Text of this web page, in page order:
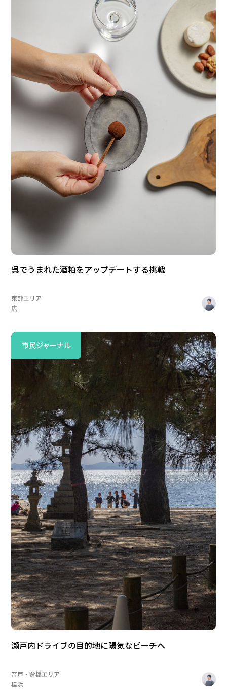
呉でうまれた酒粕をアップデートする挑戦
東部エリア
広
市民ジャーナル
瀬戸内ドライブの目的地に陽気なビーチへ
音戸・倉橋エリア
桂浜